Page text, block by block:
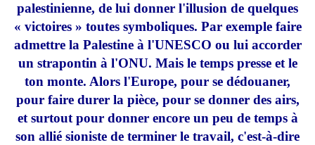
palestinienne, de lui donner l'illusion de quelques
« victoires » toutes symboliques. Par exemple faire
admettre la Palestine à l'UNESCO ou lui accorder
un strapontin à l'ONU. Mais le temps presse et le
ton monte. Alors l'Europe, pour se dédouaner,
pour faire durer la pièce, pour se donner des airs,
et surtout pour donner encore un peu de temps à
son allié sioniste de terminer le travail, c'est-à-dire